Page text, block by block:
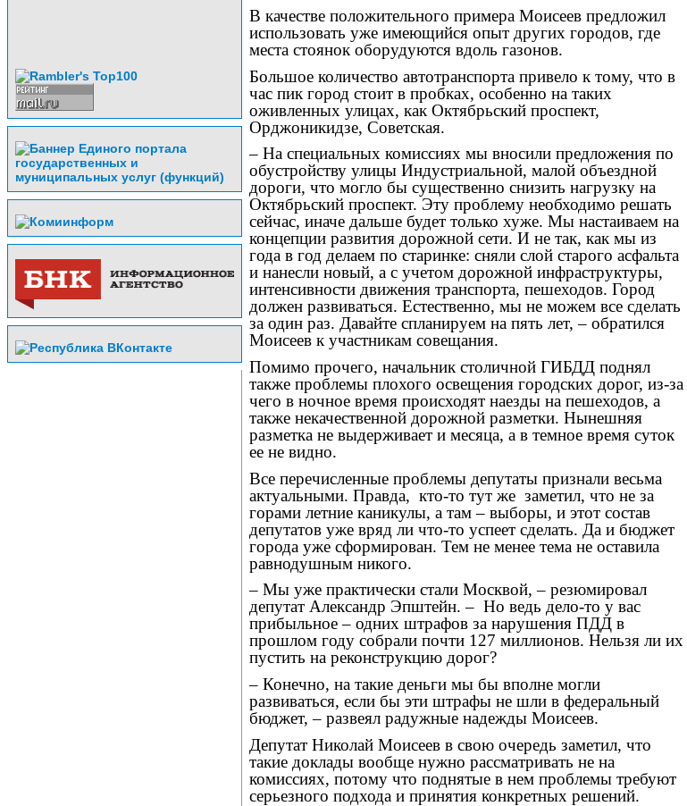
В качестве положительного примера Моисеев предложил
использовать уже имеющийся опыт других городов, где
места стоянок оборудуются вдоль газонов.
Большое количество автотранспорта привело к тому, что в
час пик город стоит в пробках, особенно на таких
оживленных улицах, как Октябрьский проспект,
Орджоникидзе, Советская.
– На специальных комиссиях мы вносили предложения по
обустройству улицы Индустриальной, малой объездной
дороги, что могло бы существенно снизить нагрузку на
Октябрьский проспект. Эту проблему необходимо решать
сейчас, иначе дальше будет только хуже. Мы настаиваем на
концепции развития дорожной сети. И не так, как мы из
года в год делаем по старинке: сняли слой старого асфальта
и нанесли новый, а с учетом дорожной инфраструктуры,
интенсивности движения транспорта, пешеходов. Город
должен развиваться. Естественно, мы не можем все сделать
за один раз. Давайте спланируем на пять лет, – обратился
Моисеев к участникам совещания.
Помимо прочего, начальник столичной ГИБДД поднял
также проблемы плохого освещения городских дорог, из-за
чего в ночное время происходят наезды на пешеходов, а
также некачественной дорожной разметки. Нынешняя
разметка не выдерживает и месяца, а в темное время суток
ее не видно.
Все перечисленные проблемы депутаты признали весьма
актуальными. Правда, кто-то тут же заметил, что не за
горами летние каникулы, а там – выборы, и этот состав
депутатов уже вряд ли что-то успеет сделать. Да и бюджет
города уже сформирован. Тем не менее тема не оставила
равнодушным никого.
– Мы уже практически стали Москвой, – резюмировал
депутат Александр Эпштейн. – Но ведь дело-то у вас
прибыльное – одних штрафов за нарушения ПДД в
прошлом году собрали почти 127 миллионов. Нельзя ли их
пустить на реконструкцию дорог?
– Конечно, на такие деньги мы бы вполне могли
развиваться, если бы эти штрафы не шли в федеральный
бюджет, – развеял радужные надежды Моисеев.
Депутат Николай Моисеев в свою очередь заметил, что
такие доклады вообще нужно рассматривать не на
комиссиях, потому что поднятые в нем проблемы требуют
серьезного подхода и принятия конкретных решений.